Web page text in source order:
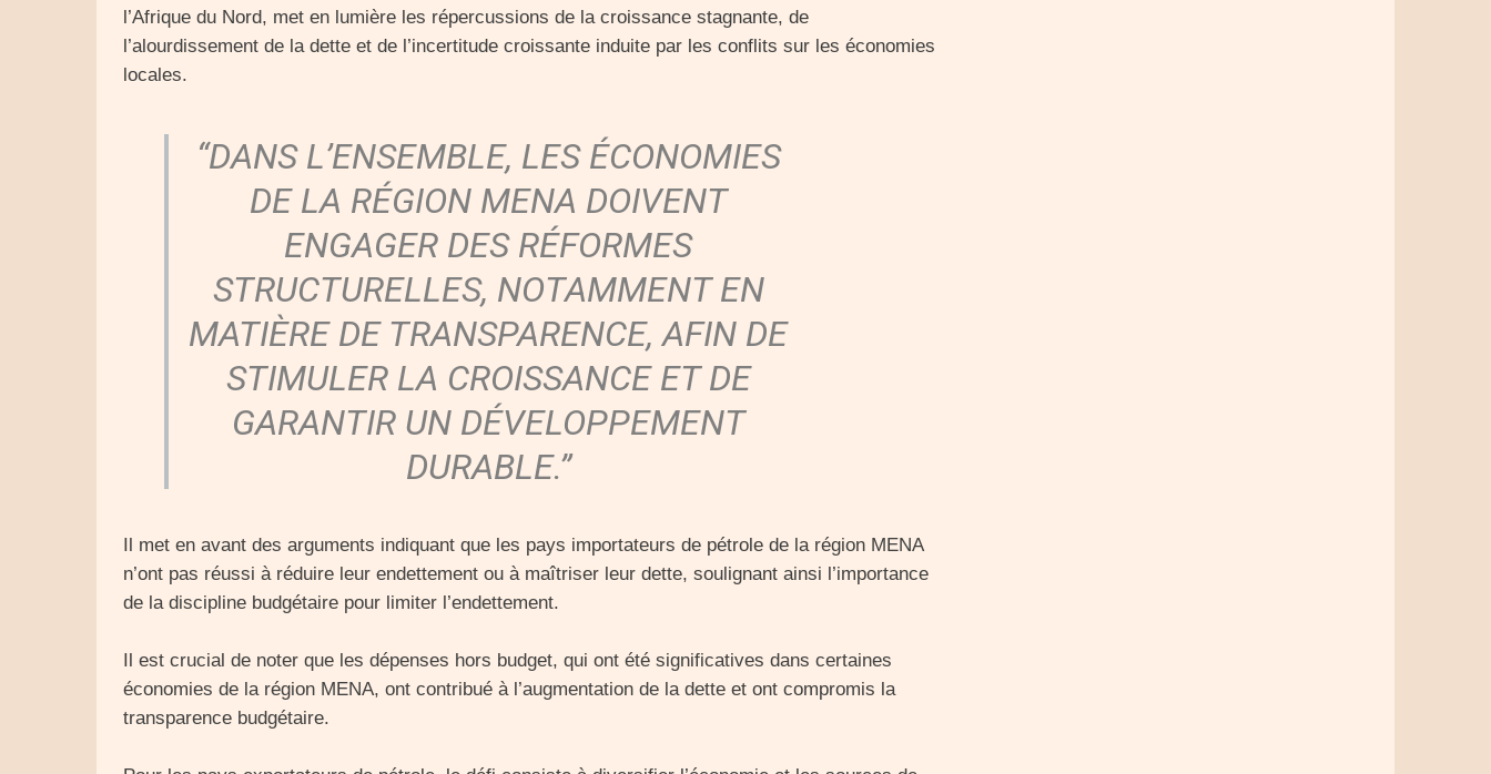
l’Afrique du Nord, met en lumière les répercussions de la croissance stagnante, de
l’alourdissement de la dette et de l’incertitude croissante induite par les conflits sur les économies
locales.
“DANS L’ENSEMBLE, LES ÉCONOMIES
DE LA RÉGION MENA DOIVENT
ENGAGER DES RÉFORMES
STRUCTURELLES, NOTAMMENT EN
MATIÈRE DE TRANSPARENCE, AFIN DE
STIMULER LA CROISSANCE ET DE
GARANTIR UN DÉVELOPPEMENT
DURABLE.”
Il met en avant des arguments indiquant que les pays importateurs de pétrole de la région MENA
n’ont pas réussi à réduire leur endettement ou à maîtriser leur dette, soulignant ainsi l’importance
de la discipline budgétaire pour limiter l’endettement.
Il est crucial de noter que les dépenses hors budget, qui ont été significatives dans certaines
économies de la région MENA, ont contribué à l’augmentation de la dette et ont compromis la
transparence budgétaire.